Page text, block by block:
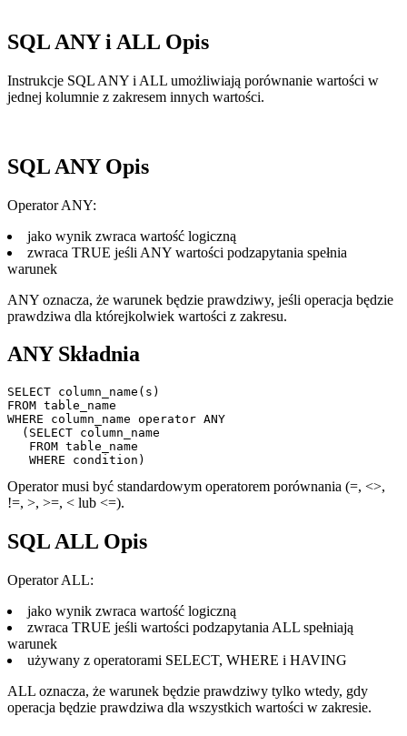
SQL ANY i ALL Opis
Instrukcje SQL ANY i ALL umożliwiają porównanie wartości w
jednej kolumnie z zakresem innych wartości.
SQL ANY Opis
Operator ANY:
jako wynik zwraca wartość logiczną
zwraca TRUE jeśli ANY wartości podzapytania spełnia
warunek
ANY oznacza, że warunek będzie prawdziwy, jeśli operacja będzie
prawdziwa dla którejkolwiek wartości z zakresu.
ANY Składnia
SELECT column_name(s)
FROM table_name
WHERE column_name operator ANY
  (SELECT column_name
   FROM table_name
Operator musi być standardowym operatorem porównania (=, <>,
!=, >, >=, < lub <=).
SQL ALL Opis
Operator ALL:
jako wynik zwraca wartość logiczną
zwraca TRUE jeśli wartości podzapytania ALL spełniają
warunek
używany z operatorami SELECT, WHERE i HAVING
ALL oznacza, że warunek będzie prawdziwy tylko wtedy, gdy
operacja będzie prawdziwa dla wszystkich wartości w zakresie.